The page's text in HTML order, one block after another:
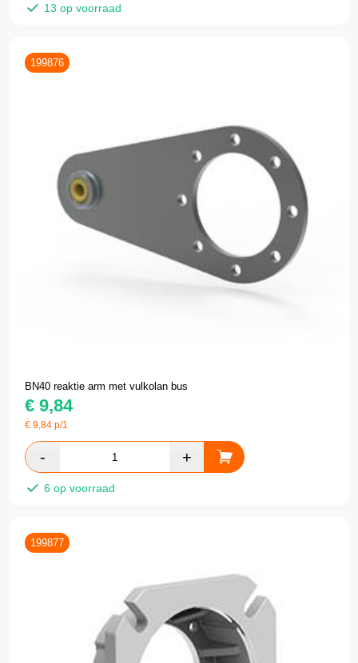
13 op voorraad
199876
BN40 reaktie arm met vulkolan bus
€ 9,84
€9,84 p/1
6 op voorraad
199877